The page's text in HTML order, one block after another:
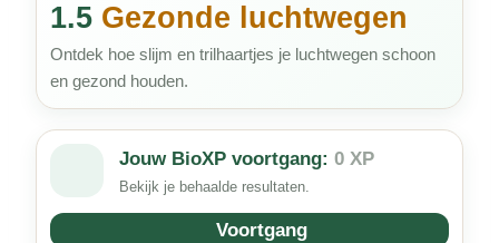
1.5 Gezonde luchtwegen
Ontdek hoe slijm en trilhaartjes je luchtwegen schoon
en gezond houden.
Jouw BioXP voortgang: 0 XP
Bekijk je behaalde resultaten.
Voortgang